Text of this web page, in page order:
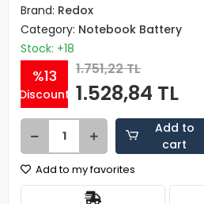
Brand: Redox
Category: Notebook Battery
Stock: +18
%13
Discount
1.751,22 TL
1.528,84 TL
Add to
cart
Add to my favorites